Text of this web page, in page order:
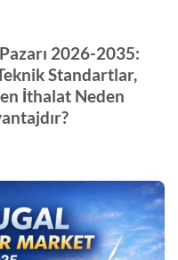
2026-2035:
Standartlar,
İthalat Neden